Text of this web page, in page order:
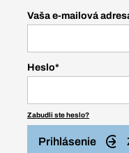
Vaša e-mailová
Heslo*
Zabudli ste heslo?
Prihlásenie